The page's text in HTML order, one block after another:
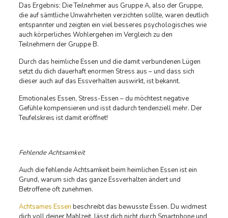
Das Ergebnis: Die Teilnehmer aus Gruppe A, also der Gruppe,
die auf sämtliche Unwahrheiten verzichten sollte, waren deutlich
entspannter und zeigten ein viel besseres psychologisches wie
auch körperliches Wohlergehen im Vergleich zu den
Teilnehmern der Gruppe B.
Durch das heimliche Essen und die damit verbundenen Lügen
setzt du dich dauerhaft enormen Stress aus – und dass sich
dieser auch auf das Essverhalten auswirkt, ist bekannt.
Emotionales Essen, Stress-Essen – du möchtest negative
Gefühle kompensieren und isst dadurch tendenziell mehr. Der
Teufelskreis ist damit eröffnet!
Fehlende Achtsamkeit
Auch die fehlende Achtsamkeit beim heimlichen Essen ist ein
Grund, warum sich das ganze Essverhalten ändert und
Betroffene oft zunehmen.
Achtsames Essen beschreibt das bewusste Essen. Du widmest